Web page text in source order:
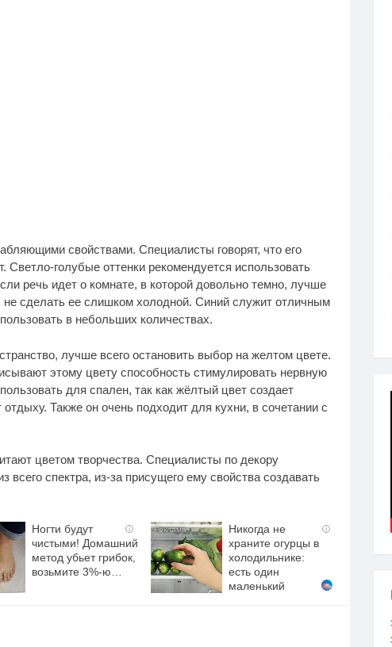
свойствами. Специалисты говорят, что его
голубые оттенки рекомендуется использовать
речь идет о комнате, в которой довольно темно, лучше
не сделать ее слишком холодной. Синий служит отличным
в небольших количествах.
лучше всего остановить выбор на желтом цвете.
этому цвету способность стимулировать нервную
для спален, так как жёлтый цвет создает
Также он очень подходит для кухни, в сочетании с
цветом творчества. Специалисты по декору
спектра, из-за присущего ему свойства создавать
i
Ногти будут
чистыми! Домашний
метод убьет грибок,
возьмите 3%-ю…
i
Никогда не
храните огурцы в
холодильнике:
есть один
маленький